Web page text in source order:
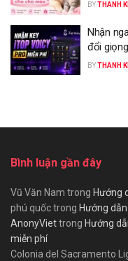
BYTHANH
Nhận
đổi
BYTHANH
Bình luận gần đây
Vũ Văn Nam trong Hướng
phú quốctrong Hướng
AnonyViettrong Hướng
miễn phí
Colonia del Sacramento